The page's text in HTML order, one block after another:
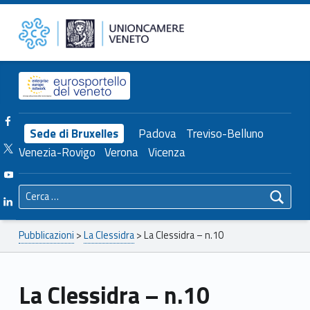
La Clessidra – n.10 – Unioncamere del Veneto Unioncamere del Veneto
Header info sidebar
Sede di Bruxelles Padova Treviso-Belluno
Venezia-Rovigo Verona Vicenza
Facebook Unioncamere Veneto
Twitter Unioncamere Veneto
Youtube Unioncamere Veneto
Linkedin Unioncamere Veneto
Ricerca per:
Breadcrumbs navigation
Pubblicazioni >La Clessidra>La Clessidra – n.10
La Clessidra – n.10